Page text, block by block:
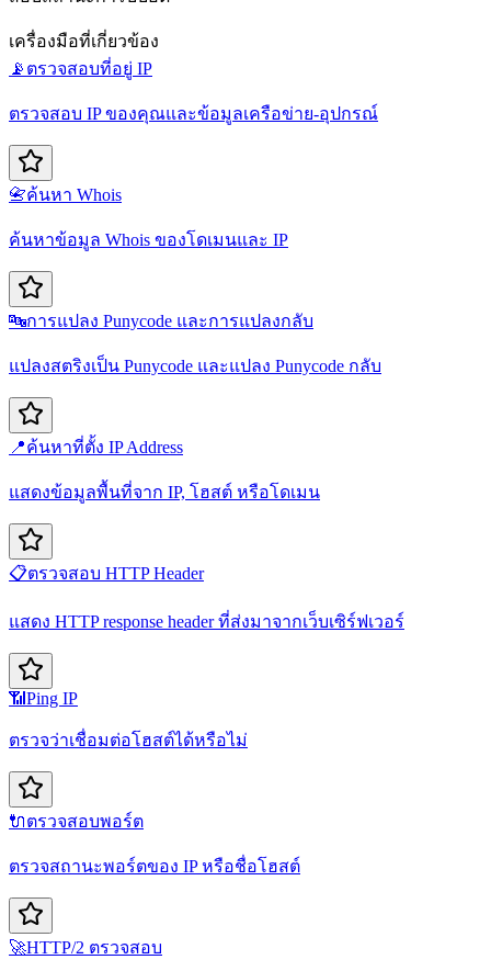
เครื่องมือที่เกี่ยวข้อง
📡 ตรวจสอบที่อยู่ IP
ตรวจสอบ IP ของคุณและข้อมูลเครือข่าย-อุปกรณ์
📇ค้นหา Whois
ค้นหาข้อมูล Whois ของโดเมนและ IP
🔤การแปลง Punycode และการแปลงกลับ
แปลงสตริงเป็น Punycode และแปลง Punycode กลับ
📍ค้นหาที่ตั้ง IP Address
แสดงข้อมูลพื้นที่จาก IP, โฮสต์ หรือโดเมน
📋ตรวจสอบ HTTP Header
แสดง HTTP response header ที่ส่งมาจากเว็บเซิร์ฟเวอร์
📶 Ping IP
ตรวจว่าเชื่อมต่อโฮสต์ได้หรือไม่
🔌ตรวจสอบพอร์ต
ตรวจสถานะพอร์ตของ IP หรือชื่อโฮสต์
🚀HTTP/2 ตรวจสอบ